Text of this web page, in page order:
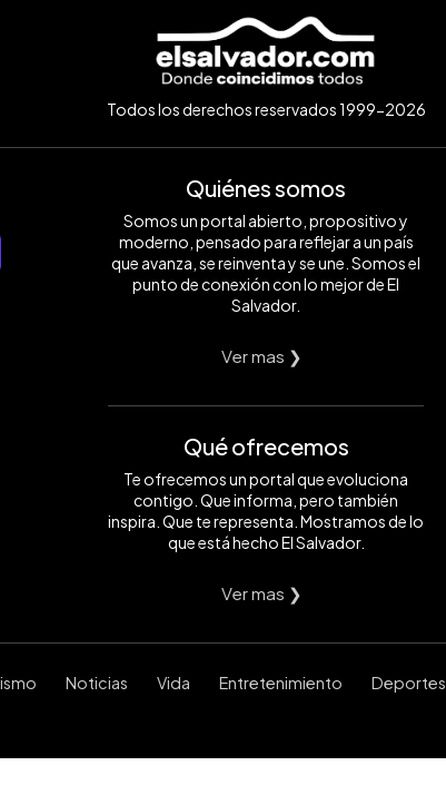
Todos los derechos reservados 1999-2026
Quiénes somos
Somos un portal abierto, propositivo y
moderno, pensado para reflejar a un país
que avanza, se reinventa y se une. Somos el
punto de conexión con lo mejor de El
Salvador.
Ver mas ❯
Qué ofrecemos
Te ofrecemos un portal que evoluciona
contigo. Que informa, pero también
inspira. Que te representa. Mostramos de lo
que está hecho El Salvador.
Ver mas ❯
Noticias Vida Entretenimiento Deportes